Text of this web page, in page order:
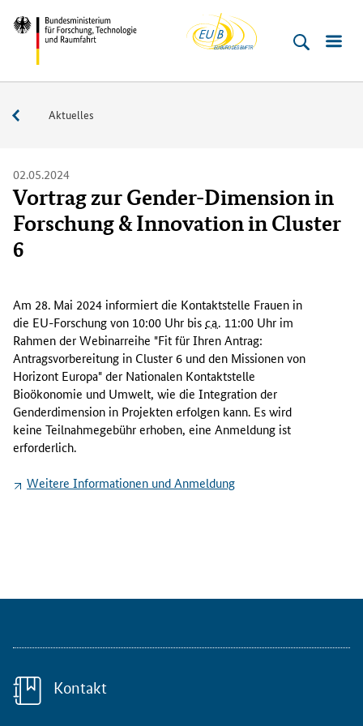
Direkt
zum
Inhalt
(Eingabetaste)
Direkt
zum
Hauptmenu
(Eingabetaste)
Direkt
zur
Suche
(Eingabetaste)
Direkt
zur
Fußleiste
(Enter)
Bundesministerium
Technologie
Buero
Service
Aktuelles
02.05.2024
Vortrag zur Gender-Dimension in
Forschung & Innovation in Cluster
6
m
2
8
M
a
i
2
0
i
d
i
e
Am 28. Mai 2024 informiert die Kontaktstelle Frauen in
die EU-Forschung von 10:00 Uhr bisca. 11:00 Uhr im
Rahmen der Webinarreihe "Fit für Ihren Antrag:
Antragsvorbereitung in Cluster 6 und den Missionen von
Horizont Europa" der Nationalen Kontaktstelle
Bioökonomie und Umwelt, wie die Integration der
Genderdimension in Projekten erfolgen kann. Es wird
keine Teilnahmegebühr erhoben, eine Anmeldung ist
erforderlich.
Weitere Informationen und Anmeldung
Kontakt